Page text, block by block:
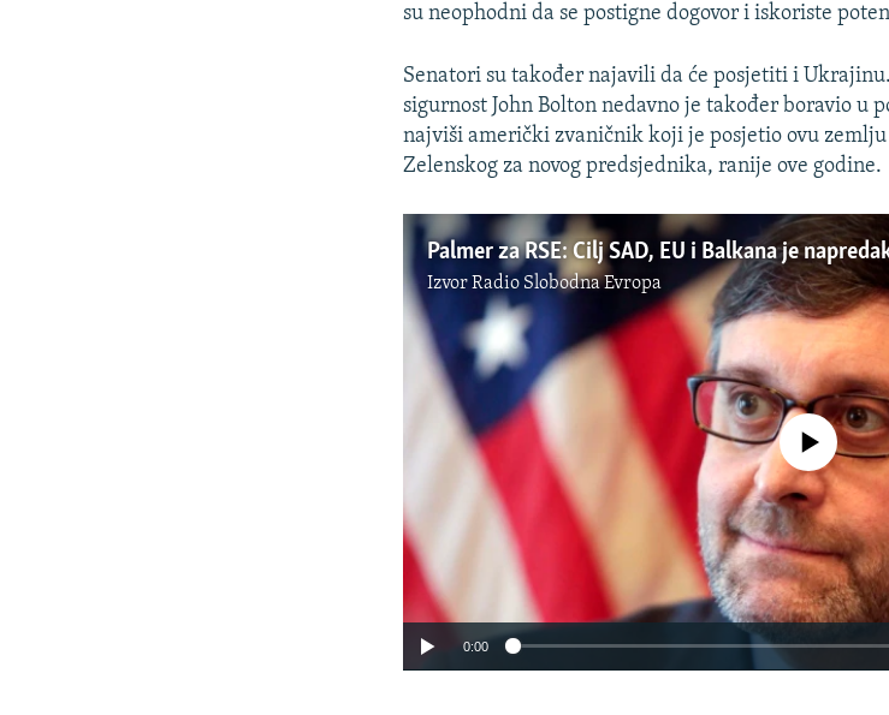
su neophodni da se postigne dogovor i iskoriste
Senatori su također najavili da će posjetiti i
sigurnost John Bolton nedavno je također boravio u
najviši američki zvaničnik koji je posjetio ovu
Zelenskog za novog predsjednika, ranije ove godine.
Palmer za RSE: Cilj SAD, EU i Balkana je
IzvorRadio Slobodna Evropa
No media source
0:00